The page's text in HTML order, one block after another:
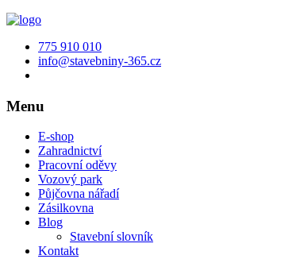
775 910 010
info@stavebniny-365.cz
Menu
E-shop
Zahradnictví
Pracovní oděvy
Vozový park
Půjčovna nářadí
Zásilkovna
Blog
Stavební slovník
Kontakt